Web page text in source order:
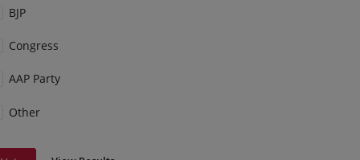
BJP
Congress
AAP Party
Other